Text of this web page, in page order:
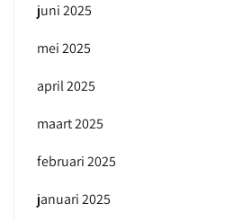
juni 2025
mei 2025
april 2025
maart 2025
februari 2025
januari 2025